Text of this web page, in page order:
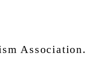
Association.